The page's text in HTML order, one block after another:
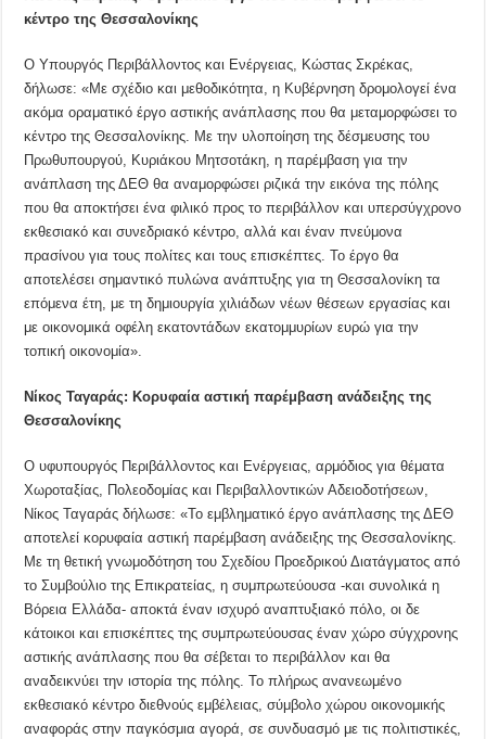
κέντρο της Θεσσαλονίκης
Ο Υπουργός Περιβάλλοντος και Ενέργειας, Κώστας Σκρέκας,
δήλωσε: «Με σχέδιο και μεθοδικότητα, η Κυβέρνηση δρομολογεί ένα
ακόμα οραματικό έργο αστικής ανάπλασης που θα μεταμορφώσει το
κέντρο της Θεσσαλονίκης. Με την υλοποίηση της δέσμευσης του
Πρωθυπουργού, Κυριάκου Μητσοτάκη, η παρέμβαση για την
ανάπλαση της ΔΕΘ θα αναμορφώσει ριζικά την εικόνα της πόλης
που θα αποκτήσει ένα φιλικό προς το περιβάλλον και υπερσύγχρονο
εκθεσιακό και συνεδριακό κέντρο, αλλά και έναν πνεύμονα
πρασίνου για τους πολίτες και τους επισκέπτες. Το έργο θα
αποτελέσει σημαντικό πυλώνα ανάπτυξης για τη Θεσσαλονίκη τα
επόμενα έτη, με τη δημιουργία χιλιάδων νέων θέσεων εργασίας και
με οικονομικά οφέλη εκατοντάδων εκατομμυρίων ευρώ για την
τοπική οικονομία».
Νίκος Ταγαράς: Κορυφαία αστική παρέμβαση ανάδειξης της
Θεσσαλονίκης
Ο υφυπουργός Περιβάλλοντος και Ενέργειας, αρμόδιος για θέματα
Χωροταξίας, Πολεοδομίας και Περιβαλλοντικών Αδειοδοτήσεων,
Νίκος Ταγαράς δήλωσε: «Το εμβληματικό έργο ανάπλασης της ΔΕΘ
αποτελεί κορυφαία αστική παρέμβαση ανάδειξης της Θεσσαλονίκης.
Με τη θετική γνωμοδότηση του Σχεδίου Προεδρικού Διατάγματος από
το Συμβούλιο της Επικρατείας, η συμπρωτεύουσα -και συνολικά η
Βόρεια Ελλάδα- αποκτά έναν ισχυρό αναπτυξιακό πόλο, οι δε
κάτοικοι και επισκέπτες της συμπρωτεύουσας έναν χώρο σύγχρονης
αστικής ανάπλασης που θα σέβεται το περιβάλλον και θα
αναδεικνύει την ιστορία της πόλης. Το πλήρως ανανεωμένο
εκθεσιακό κέντρο διεθνούς εμβέλειας, σύμβολο χώρου οικονομικής
αναφοράς στην παγκόσμια αγορά, σε συνδυασμό με τις πολιτιστικές,